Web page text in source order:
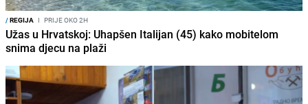
/REGIJA I PRIJE OKO 2H
Užas u Hrvatskoj: Uhapšen Italijan (45) kako mobitelom
snima djecu na plaži